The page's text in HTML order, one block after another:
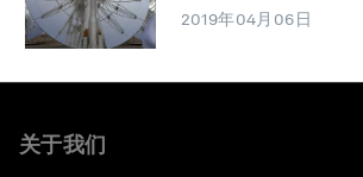
2019年04月06日
关于我们